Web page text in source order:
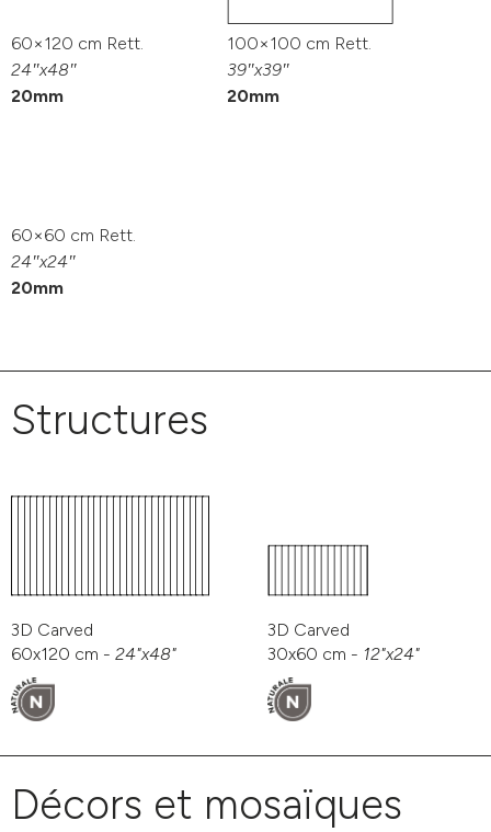
60×120 cm Rett.
24″x48″
20mm
100×100 cm Rett.
39″x39″
20mm
60×60 cm Rett.
24″x24″
20mm
Structures
3D Carved
60x120 cm - 24"x48"
3D Carved
30x60 cm - 12"x24"
Décors et mosaïques